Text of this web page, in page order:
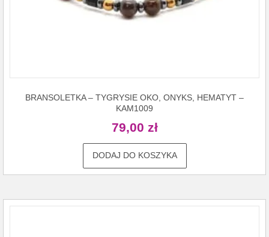
BRANSOLETKA – TYGRYSIE OKO, ONYKS, HEMATYT –
KAM1009
79,00 zł
DODAJ DO KOSZYKA